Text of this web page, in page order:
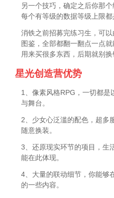
另一个技巧，确定之后你那
每个有等级的数据等级上限都
消铁之前招募完练习生，可以
图鉴，全部都翻一翻点一点
用来买很多东西，后期就别换
星光创造营优势
1、像素风格RPG，一切都是
与舞台。
2、少女心泛滥的配色，超多
随意换装。
3、还原现实环节的项目，生
能在此体现。
4、大量的联动细节，你能够
的一些内容。